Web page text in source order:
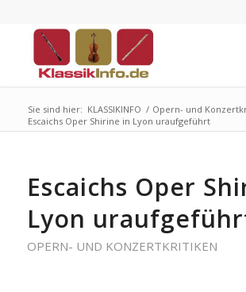
Sie sind hier: KLASSIKINFO / Opern- und
Escaichs Oper Shirine in Lyon uraufgeführt
Escaichs Oper
Lyon
OPERN- UND KONZERTKRITIKEN